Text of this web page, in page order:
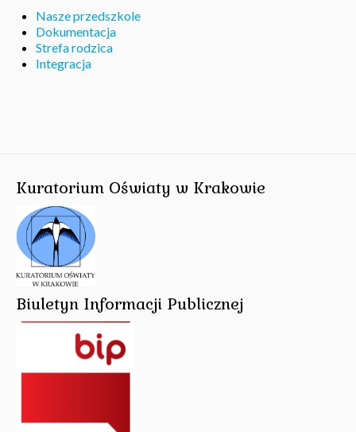
Nasze przedszkole
Dokumentacja
Strefa rodzica
Integracja
Kuratorium Oświaty w Krakowie
Biuletyn Informacji Publicznej